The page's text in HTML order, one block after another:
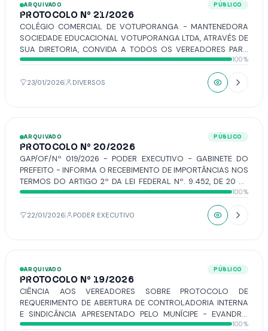
ARQUIVADO PÚBLICO
PROTOCOLO Nº 21/2026
COLÉGIO COMERCIAL DE VOTUPORANGA - MANTENEDORA
SOCIEDADE EDUCACIONAL VOTUPORANGA LTDA, ATRAVÉS DE
SUA DIRETORIA, CONVIDA A TODOS OS VEREADORES PARA
ESTAREM PARTICIPANDO DA SOLENIDADE DE FORMATURA DE
SEUS ALUNOS DO CURSO TÉCNICO EM ENFERMAGEM A
REALIZAR-SE NO PRÓXIMO DIA 27 DE JANEIRO DE 2026, ÀS
20H NAS DEPENDÊNCIAS DA CÂMARA MUNICIPAL DE
100%
23/01/2026 DIVERSOS
ARQUIVADO PÚBLICO
PROTOCOLO Nº 20/2026
GAP/OF/Nº 019/2026 - PODER EXECUTIVO - GABINETE DO
PREFEITO - INFORMA O RECEBIMENTO DE IMPORTÂNCIAS NOS
TERMOS DO ARTIGO 2º DA LEI FEDERAL Nº. 9.452, DE 20 DE
MARÇO DE 1997.
100%
22/01/2026 PODER EXECUTIVO
ARQUIVADO PÚBLICO
PROTOCOLO Nº 19/2026
CIÊNCIA AOS VEREADORES SOBRE PROTOCOLO DE
REQUERIMENTO DE ABERTURA DE CONTROLADORIA INTERNA
E SINDICÂNCIA APRESENTADO PELO MUNÍCIPE - EVANDRO
FARINE ZELIOLI - JORNALISTA – CANAL PODPAPS.
100%